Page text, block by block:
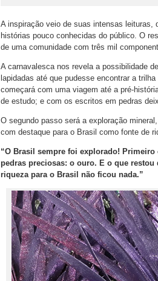
A inspiração veio de suas intensas leituras,
histórias pouco conhecidas do público. O
de uma comunidade com três mil
A carnavalesca nos revela a possibilidade
lapidadas até que pudesse encontrar a
começará com uma viagem até a pré-
de estudo; e com os escritos em pedras
O segundo passo será a exploração
com destaque para o Brasil como fonte de
“O Brasil sempre foi explorado!
pedras preciosas: o ouro. E o que
riqueza para o Brasil não ficou nada.”